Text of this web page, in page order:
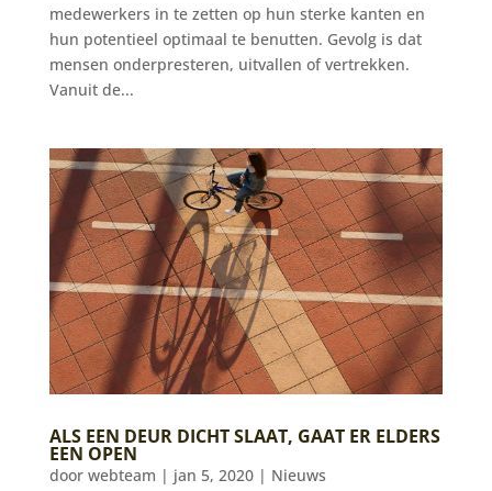
medewerkers in te zetten op hun sterke kanten en
hun potentieel optimaal te benutten. Gevolg is dat
mensen onderpresteren, uitvallen of vertrekken.
Vanuit de...
ALS EEN DEUR DICHT SLAAT, GAAT ER ELDERS
EEN OPEN
door webteam | jan 5, 2020| Nieuws